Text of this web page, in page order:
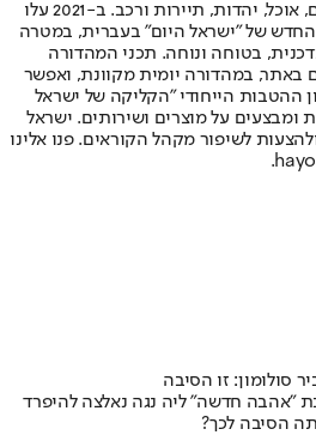
כלכלה וצרכנות, בריאות, חיילים, אוכל, יהדות, תיירות ורכב. ב-2021 עלו
החדש של "ישראל היום" בעברית, במטרה
בטוחה ונוחה. תכני המהדורה
באתר, במהדורה יומית מקוונת, ואפשר
ההטבות הייחודי "הקליקה של ישראל
ומבצעים על מוצרים ושירותים. ישראל
לשיפור מקהל הקוראים. פנו אלינו
סולומון: זו הסיבה
"אהבה חדשה" ליה נגה נאלצה להיפרד
הסיבה לכך?